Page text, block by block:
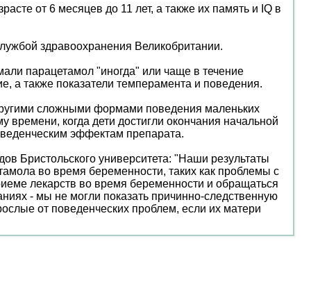
от 6 месяцев до 11 лет, а также их память и IQ в
здравоохранения Великобритании.
парацетамол "иногда" или чаще в течение
а также показатели темперамента и поведения.
сложными формами поведения маленьких
когда дети достигли окончания начальной
эффектам препарата.
Бристольского университета: "Наши результаты
во время беременности, таких как проблемы с
лекарств во время беременности и обращаться
- мы не могли показать причинно-следственную
от поведенческих проблем, если их матери